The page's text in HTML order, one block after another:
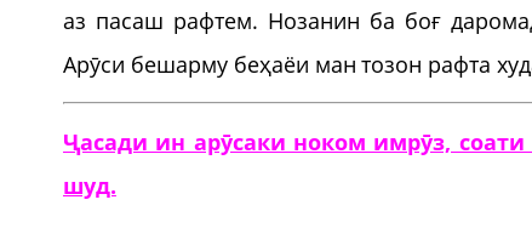
аз пасаш рафтем. Нозанин ба боғ
Арӯси бешарму беҳаёи ман тозон рафта
Ҷасади ин арӯсаки ноком имрӯз,
шуд.